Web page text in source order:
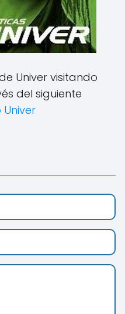
Univer visitando
del siguiente